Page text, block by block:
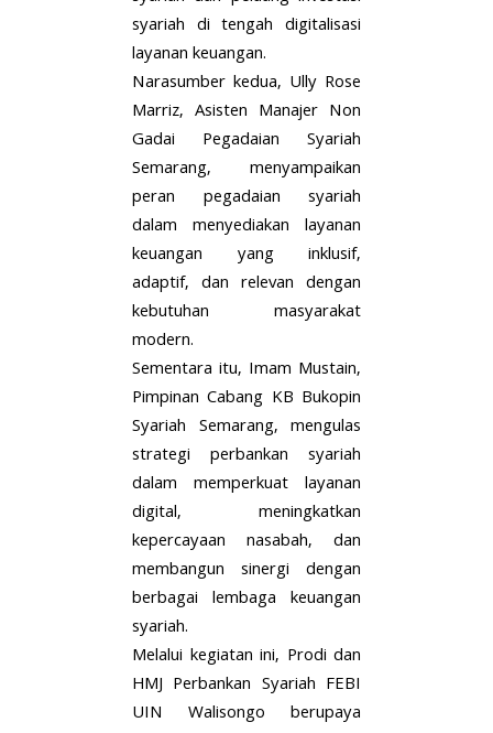
syariah di tengah digitalisasi
layanan keuangan.
Narasumber kedua, Ully Rose
Marriz, Asisten Manajer Non
Gadai Pegadaian Syariah
Semarang, menyampaikan
peran pegadaian syariah
dalam menyediakan layanan
keuangan yang inklusif,
adaptif, dan relevan dengan
kebutuhan masyarakat
modern.
Sementara itu, Imam Mustain,
Pimpinan Cabang KB Bukopin
Syariah Semarang, mengulas
strategi perbankan syariah
dalam memperkuat layanan
digital, meningkatkan
kepercayaan nasabah, dan
membangun sinergi dengan
berbagai lembaga keuangan
syariah.
Melalui kegiatan ini, Prodi dan
HMJ Perbankan Syariah FEBI
UIN Walisongo berupaya